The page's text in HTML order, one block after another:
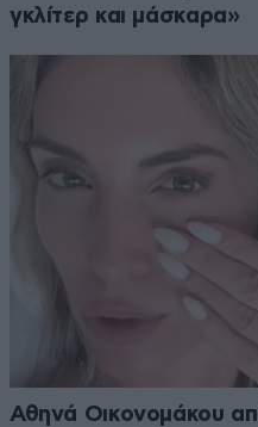
γκλίτερ και μάσκαρα»
Αθηνά Οικονομάκου